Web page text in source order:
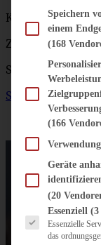
Kakao
Zuckerguss aus
Sprinkles
Spritzbeutel
Im Folgenden finden
Speichern
einem
(168
(166
Geräte
(20
Es folgt eine Liste
Essenziell (3
Essenzielle
das